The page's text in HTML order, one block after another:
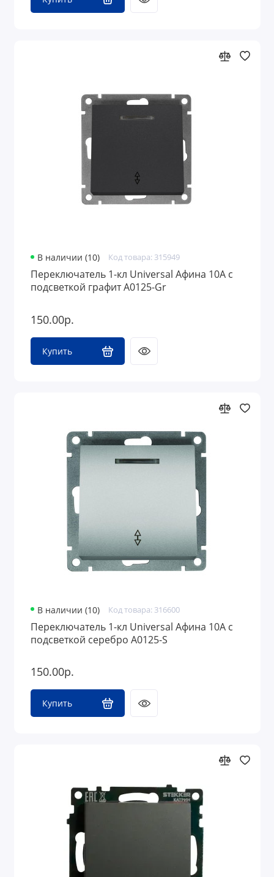
В наличии (10) Код товара: 315949
Переключатель 1-кл Universal Афина 10А с
подсветкой графит A0125-Gr
150.00р.
Купить
В наличии (10) Код товара: 316600
Переключатель 1-кл Universal Афина 10А с
подсветкой серебро A0125-S
150.00р.
Купить